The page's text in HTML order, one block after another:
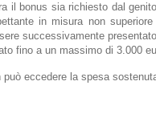
il bonus sia richiesto dal
in misura non
successivamente
fino a un massimo di 3.000
può eccedere la spesa